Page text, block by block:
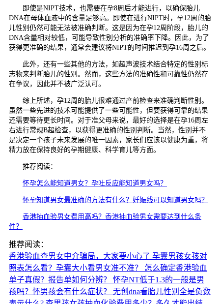
即使是NIPT技术，也需要在孕8周后才能进行，以确保胎儿
DNA在母体血液中的含量足够高。即使在进行NIPT时，孕12周的胎
儿性别仍然可能无法被准确判断。这是因为在孕12周阶段，胎儿的
DNA含量相对较低，可能导致性别分析的准确率下降。因此，为了
获得更准确的结果，通常会建议将NIPT的时间推迟到孕16周之后。
此外，还有一些其他的方法，如超声波技术结合特定的性别标
志物来判断胎儿的性别。然而，这些方法的准确性和可靠性仍然存
在争议，因此并不被广泛认可。
综上所述，孕12周的胎儿很难通过产前检查来准确判断性别。
虽然一些先进的技术可能提供了一些可能性，但要获得可靠的结果
还需要等待更长时间。对于准父母来说，最好的选择是在孕16周左
右进行常规B超检查，以获得更准确的性别判断。当然，性别并不
是决定一个孩子未来发展的唯一因素，家长们应该以健康为重，将
精力放在保持良好的孕期健康、科学育儿等方面。
推荐阅读：
怀孕怎么能知道男女？孕吐反应能知道男女吗？
怀孕知道男女最准确的方法有什么？妊娠线可以知道男女吗？
香港抽血验男女费用高吗？香港抽血验男女需要达到什么条
件？
推荐阅读：
香港验血查男女中介骗局，大家要小心了 孕囊男孩女孩对
照表怎么看？孕囊大小看男女准不准？
怎么确定香港验血
单子真假？报告单如何分辨？
怀孕NT低于1.3的一般是男
孩吗？怀男孩会有什么症状？
无创dna看胎儿性别全是负数